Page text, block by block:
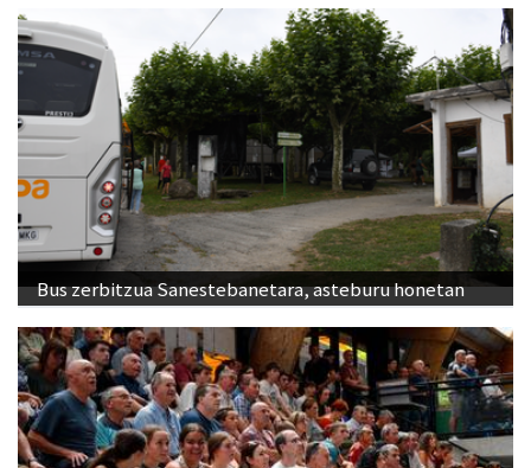
Bus zerbitzua Sanestebanetara, asteburu honetan